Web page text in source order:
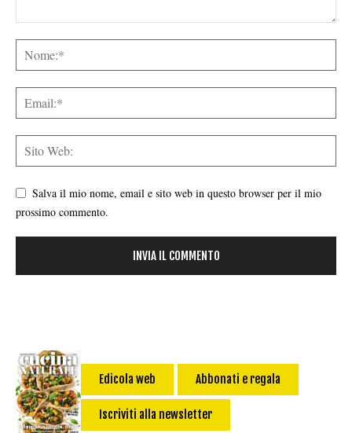
Salva il mio nome, email e sito web in questo browser per il mio
prossimo commento.
Edicola web Abbonati e regala
Iscriviti alla newsletter